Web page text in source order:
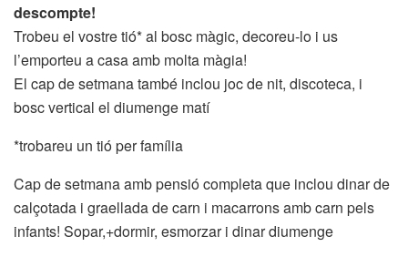
descompte!
Trobeu el vostre tió* al bosc màgic, decoreu-lo i us
l’emporteu a casa amb molta màgia!
El cap de setmana també inclou joc de nit, discoteca, i
bosc vertical el diumenge matí
*trobareu un tió per família
Cap de setmana amb pensió completa que inclou dinar de
calçotada i graellada de carn i macarrons amb carn pels
infants! Sopar,+dormir, esmorzar i dinar diumenge